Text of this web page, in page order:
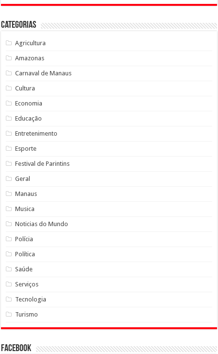
Categorias
Agricultura
Amazonas
Carnaval de Manaus
Cultura
Economia
Educação
Entretenimento
Esporte
Festival de Parintins
Geral
Manaus
Musica
Noticias do Mundo
Polícia
Política
Saúde
Serviços
Tecnologia
Turismo
Facebook